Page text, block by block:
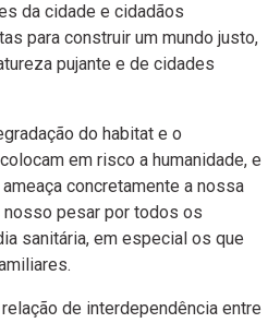
da cidade e cidadãos
para construir um mundo justo,
pujante e de cidades
do habitat e o
em risco a humanidade, e
concretamente a nossa
pesar por todos os
sanitária, em especial os que
de interdependência entre